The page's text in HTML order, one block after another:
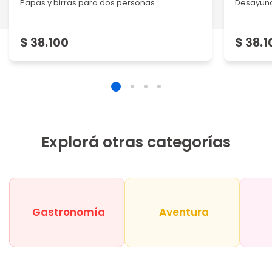
Papas y birras para dos personas
$ 38.100 $
Explorá otras categorías
Gastronomía Aventura